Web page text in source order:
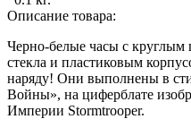
Описание товара:
Черно-белые часы с круглым
стекла и пластиковым
наряду! Они выполнены в
Войны», на циферблате
Империи Stormtrooper.